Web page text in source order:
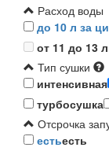
Расход воды
до 10 л за
от 11 до 13
Тип сушки
интенсивная
турбосушка
Отсрочка
естьесть